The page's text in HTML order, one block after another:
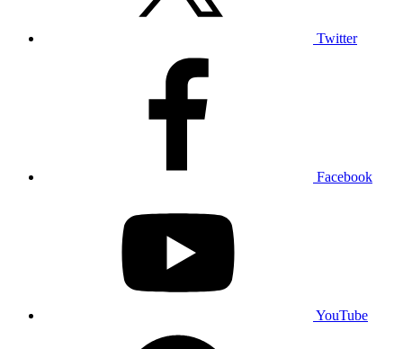
Twitter
Facebook
YouTube